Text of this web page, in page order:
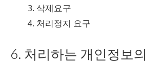
삭제요구
처리정지 요구
6. 처리하는 개인정보